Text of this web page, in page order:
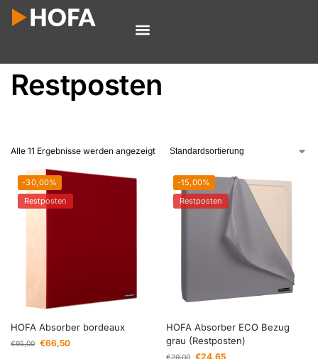
Restposten
Alle 11 Ergebnisse werden angezeigt
-30,00%
Restposten
HOFA Absorber bordeaux
€95,00 €66,50
-15,00%
Restposten
HOFA Absorber ECO Bezug
grau (Restposten)
€29,00 €24,65